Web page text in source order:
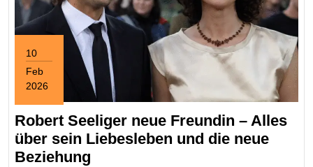
10
Feb
2026
February
10,
2026
Robert Seeliger neue Freundin – Alles
über sein Liebesleben und die neue
Beziehung